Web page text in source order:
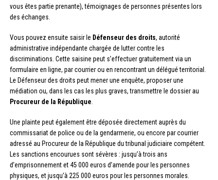
vous êtes partie prenante), témoignages de personnes présentes lors
des échanges.
Vous pouvez ensuite saisir le Défenseur des droits, autorité
administrative indépendante chargée de lutter contre les
discriminations. Cette saisine peut s’effectuer gratuitement via un
formulaire en ligne, par courrier ou en rencontrant un délégué territorial.
Le Défenseur des droits peut mener une enquête, proposer une
médiation ou, dans les cas les plus graves, transmettre le dossier au
Procureur de la République
Une plainte peut également être déposée directement auprès du
commissariat de police ou de la gendarmerie, ou encore par courrier
adressé au Procureur de la République du tribunal judiciaire compétent.
Les sanctions encourues sont sévères : jusqu’à trois ans
d’emprisonnement et 45 000 euros d’amende pour les personnes
physiques, et jusqu’à 225 000 euros pour les personnes morales.